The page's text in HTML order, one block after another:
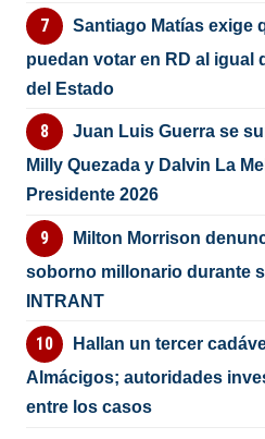
Santiago Matías exige
puedan votar en RD al igual
del Estado
Juan Luis Guerra se
Milly Quezada y Dalvin La
Presidente 2026
Milton Morrison
soborno millonario durante
INTRANT
Hallan un tercer
Almácigos; autoridades
entre los casos